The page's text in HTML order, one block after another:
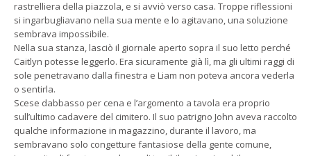
rastrelliera della piazzola, e si avviò verso casa. Troppe riflessioni
si ingarbugliavano nella sua mente e lo agitavano, una soluzione
sembrava impossibile.
Nella sua stanza, lasciò il giornale aperto sopra il suo letto perché
Caitlyn potesse leggerlo. Era sicuramente già lì, ma gli ultimi raggi di
sole penetravano dalla finestra e Liam non poteva ancora vederla
o sentirla.
Scese dabbasso per cena e l’argomento a tavola era proprio
sull’ultimo cadavere del cimitero. Il suo patrigno John aveva raccolto
qualche informazione in magazzino, durante il lavoro, ma
sembravano solo congetture fantasiose della gente comune,